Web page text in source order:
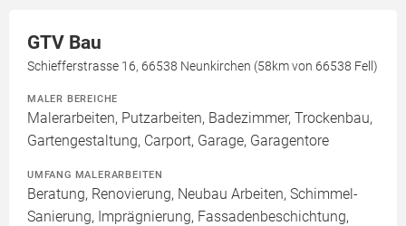
GTV Bau
Schiefferstrasse 16, 66538 Neunkirchen (58km von 66538 Fell)
MALER BEREICHE
Malerarbeiten, Putzarbeiten, Badezimmer, Trockenbau,
Gartengestaltung, Carport, Garage, Garagentore
UMFANG MALERARBEITEN
Beratung, Renovierung, Neubau Arbeiten, Schimmel-
Sanierung, Imprägnierung, Fassadenbeschichtung,